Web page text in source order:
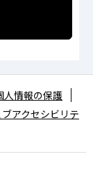
人情報の保護
ブアクセシビリテ